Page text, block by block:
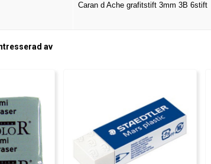
Caran d Ache grafitstift 3mm 3B 6stift
av